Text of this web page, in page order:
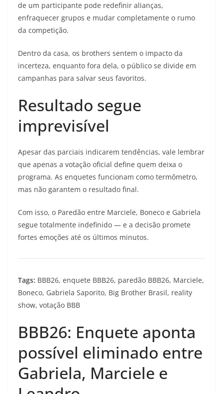
de um participante pode redefinir alianças,
enfraquecer grupos e mudar completamente o rumo
da competição.
Dentro da casa, os brothers sentem o impacto da
incerteza, enquanto fora dela, o público se divide em
campanhas para salvar seus favoritos.
Resultado segue
imprevisível
Apesar das parciais indicarem tendências, vale lembrar
que apenas a votação oficial define quem deixa o
programa. As enquetes funcionam como termômetro,
mas não garantem o resultado final.
Com isso, o Paredão entre Marciele, Boneco e Gabriela
segue totalmente indefinido — e a decisão promete
fortes emoções até os últimos minutos.
Tags: BBB26, enquete BBB26, paredão BBB26, Marciele,
Boneco, Gabriela Saporito, Big Brother Brasil, reality
show, votação BBB
BBB26: Enquete aponta
possível eliminado entre
Gabriela, Marciele e